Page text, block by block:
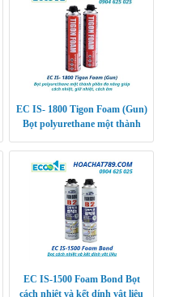
EC IS- 1800 Tigon Foam (Gun)
Bọt polyurethane một thành
giữ nhiệt, các
EC IS-1500 Foam Bond Bọt
cách nhiệt và kết dính vật liệu